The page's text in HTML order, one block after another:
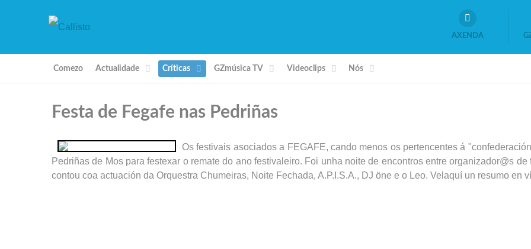
AXENDA
Comezo Actualidade Críticas GZmúsica TV Videoclips Nós
Festa de Fegafe nas Pedriñas
Os festivais asociados a FEGAFE, cando menos os pertencentes á
Pedriñas de Mos para festexar o remate do ano festivaleiro. Foi unha noite de encontros entre organizador@s
contou coa actuación da Orquestra Chumeiras, Noite Fechada, A.P.I.S.A., DJ öne e o Leo. Velaquí un resumo en